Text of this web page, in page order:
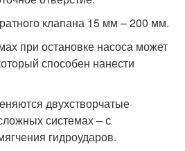
клапана 15 мм – 200 мм.
при остановке насоса может
способен нанести
двухстворчатые
системах – с
гидроударов.